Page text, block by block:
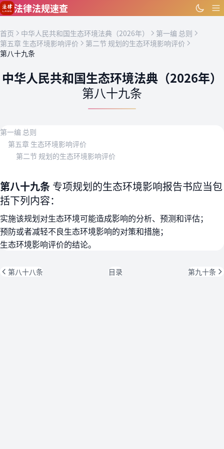
跳到主要内容
法律法规速查
首页 中华人民共和国生态环境法典（2026年）
第一编 总则
第五章 生态环境影响评价
第二节 规划的生态环境影响评价
第八十九条
中华人民共和国生态环境法典（2026年）
第八十九条
第一编 总则
第五章 生态环境影响评价
第二节 规划的生态环境影响评价
第八十九条 专项规划的生态环境影响报告书应当包
括下列内容：
实施该规划对生态环境可能造成影响的分析、预测和评估；
预防或者减轻不良生态环境影响的对策和措施；
生态环境影响评价的结论。
第八十八条 目录 第九十条